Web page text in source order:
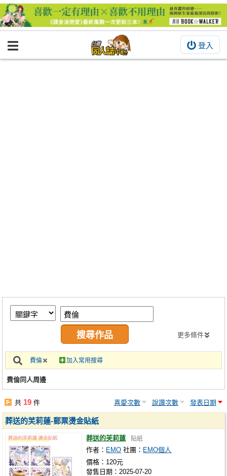
登入
BOOKY書集倉庫
繪圖藝廊
交流中心
攤位轉讓區
會員功能選單
註冊會員
更多條件
費倫 加入常用搜尋
費倫同人周邊
共 19 件 喜愛次數 說讚次數 發表日期
葬送的芙莉蓮-郵票燙金貼紙
葬送的芙莉蓮 貼紙
作者： EMO 社團： EMO個人
價格：120元
發售日期：2025-07-20